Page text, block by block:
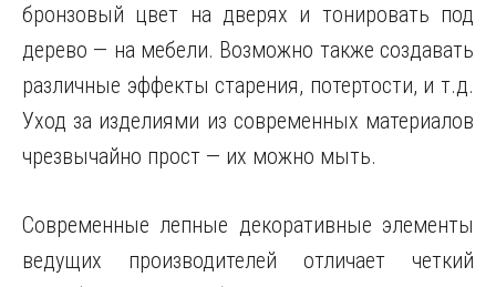
бронзовый цвет на дверях и тонировать под
дерево — на мебели. Возможно также создавать
различные эффекты старения, потертости, и т.д.
Уход за изделиями из современных материалов
чрезвычайно прост — их можно мыть.
Современные лепные декоративные элементы
ведущих производителей отличает четкий